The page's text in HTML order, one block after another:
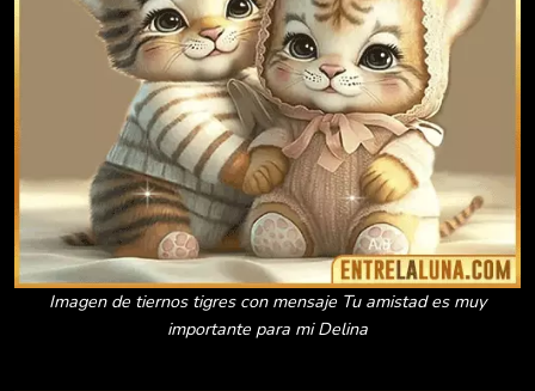
Imagen de tiernos tigres con mensaje Tu amistad es muy
importante para mi Delina